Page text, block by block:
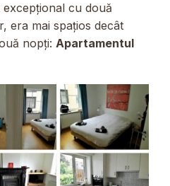
cu două
era mai spațios decât
nopți: Apartamentul